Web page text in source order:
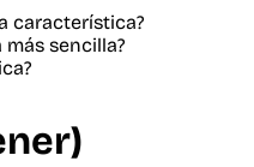
característica?
sencilla?